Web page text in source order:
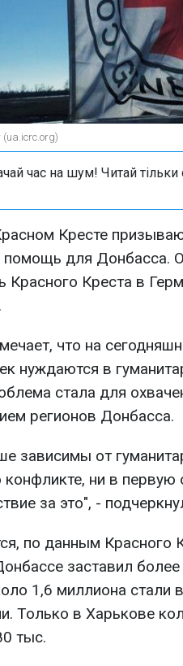
час на шум! Читай тільки
Кресте
помощь для Донбасса.
Красного Креста в
что на
нуждаются в
стала для
регионов Донбасса.
зависимы от
ни в первую
за это", -
по данным Красного
заставил
1,6 миллиона стали
Только в Харькове
тыс.